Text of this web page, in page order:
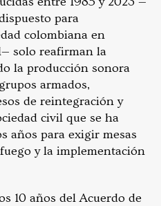
para
colombiana en
solo reafirman la
la producción sonora
armados,
de reintegración y
civil que se ha
años para exigir mesas
y la implementación
10 años del Acuerdo de